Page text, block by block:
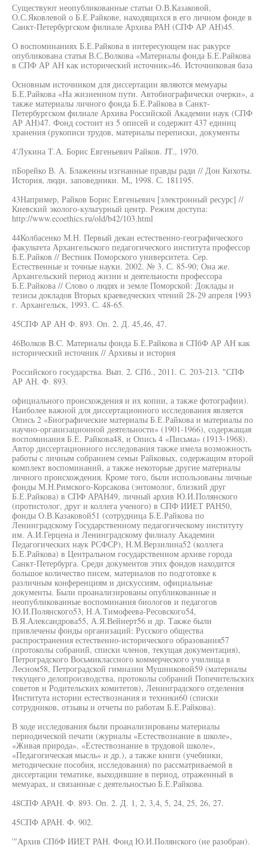
Существуют неопубликованные статьи О.В.Казаковой,
О.С.Яковлевой о Б.Е.Райкове, находящихся в его личном фонде в
Санкт-Петербургском филиале Архива РАН (СПФ АР АН)45.
О воспоминаниях Б.Е.Райкова в интересующем нас ракурсе
опубликована статья В.С.Волкова «Материалы фонда Б.Е.Райкова
в СПФ АР АН как исторический источник»46. Источниковая база
Основным источником для диссертации являются мемуары
Б.Е.Райкова «На жизненном пути. Автобиографически очерки», а
также материалы личного фонда Б.Е.Райкова в Санкт-
Петербургском филиале Архива Российской Академии наук (СПФ
АР АН)47. Фонд состоит из 5 описей и содержит 437 единиц
хранения (рукописи трудов, материалы переписки, документы
4'Лукина Т.А. Борис Евгеньевич Райков. JT., 1970.
пБорейко В. А. Блаженны изгнанные правды ради // Дон Кихоты.
История, люди, заповедники. М„ 1998. С. 181195.
43Например, Райков Борис Евгеньевич [электронный ресурс] //
Киевский эколого-культурный центр. Режим доступа:
http://www.ecoethics.ru/old/b42/103.html
44Колбасенко М.Н. Первый декан естественно-географического
факультета Архангельского педагогического института профессор
Б.Е.Райков // Вестник Поморского университета. Сер.
Естественные и точные науки. 2002. № 3. С. 85-90; Она же.
Архангельский период жизни и деятельности профессора
Б.Е.Райкова // Слово о людях и земле Поморской: Доклады и
тезисы докладов Вторых краеведческих чтений 28-29 апреля 1993
г. Архангельск, 1993. С. 48-65.
45СПФ АР АН Ф. 893. Оп. 2. Д. 45,46, 47.
46Волков B.C. Материалы фонда Б.Е.Райкова в СПбФ АР АН как
исторический источник // Архивы и история
Российского государства. Вып. 2. СПб., 2011. С. 203-213. "СПФ
АР АН. Ф. 893.
официального происхождения и их копии, а также фотографии).
Наиболее важной для диссертационного исследования является
Опись 2 «Биографические материалы Б.Е.Райкова и материалы по
научно-организационной деятельности» (1901-1966), содержащая
воспоминания Б.Е. Райкова48, и Опись 4 «Письма» (1913-1968).
Автор диссертационного исследования также имела возможность
работы с личным собранием семьи Райковых, содержащим второй
комплект воспоминаний, а также некоторые другие материалы
личного происхождения. Кроме того, были использованы личные
фонды М.Н.Римского-Корсакова (энтомолог, близкий друг
Б.Е.Райкова) в СПФ АРАН49, личный архив Ю.И.Полянского
(протистолог, друг и коллега ученого) в СПФ ИИЕТ РАН50,
фонды О.В.Казаковой51 (сотрудница Б.Е.Райкова по
Ленинградскому Государственному педагогическому институту
им. А.И.Герцена и Ленинградскому филиалу Академии
Педагогических наук РСФСР), Н.М.Верзилина52 (коллега
Б.Е.Райкова) в Центральном государственном архиве города
Санкт-Петербурга. Среди документов этих фондов находится
большое количество писем, материалов по подготовке к
различным конференциям и дискуссиям, официальные
документы. Были проанализированы опубликованные и
неопубликованные воспоминания биологов и педагогов
Ю.И.Полянского53, Н.А.Тимофеева-Ресовского54,
В.Я.Александрова55, А.Я.Вейнерт56 и др. Также были
привлечены фонды организаций: Русского общества
распространения естественно-исторического образования57
(протоколы собраний, списки членов, текущая документация),
Петроградского Восьмиклассного коммерческого училища в
Лесном58, Петроградской гимназии Мушниковой59 (материалы
текущего делопроизводства, протоколы собраний Попечительских
советов и Родительских комитетов), Ленинградского отделения
Института истории естествознания и техники60 (списки
сотрудников, отзывы и отчеты по работам Б.Е.Райкова).
В ходе исследования были проанализированы материалы
периодической печати (журналы «Естествознание в школе»,
«Живая природа», «Естествознание в трудовой школе»,
«Педагогическая мысль» и др.), а также книги (учебники,
методические пособия, исследования) по рассматриваемой в
диссертации тематике, выходившие в период, отраженный в
мемуарах, и связанные с деятельностью Б.Е.Райкова.
48СПФ АРАН. Ф. 893. Оп. 2. Д. 1, 2, 3,4, 5, 24, 25, 26, 27.
45СПФ АРАН. Ф. 902.
'"Архив СПбФ ИИЕТ РАН. Фонд Ю.И.Полянского (не разобран).